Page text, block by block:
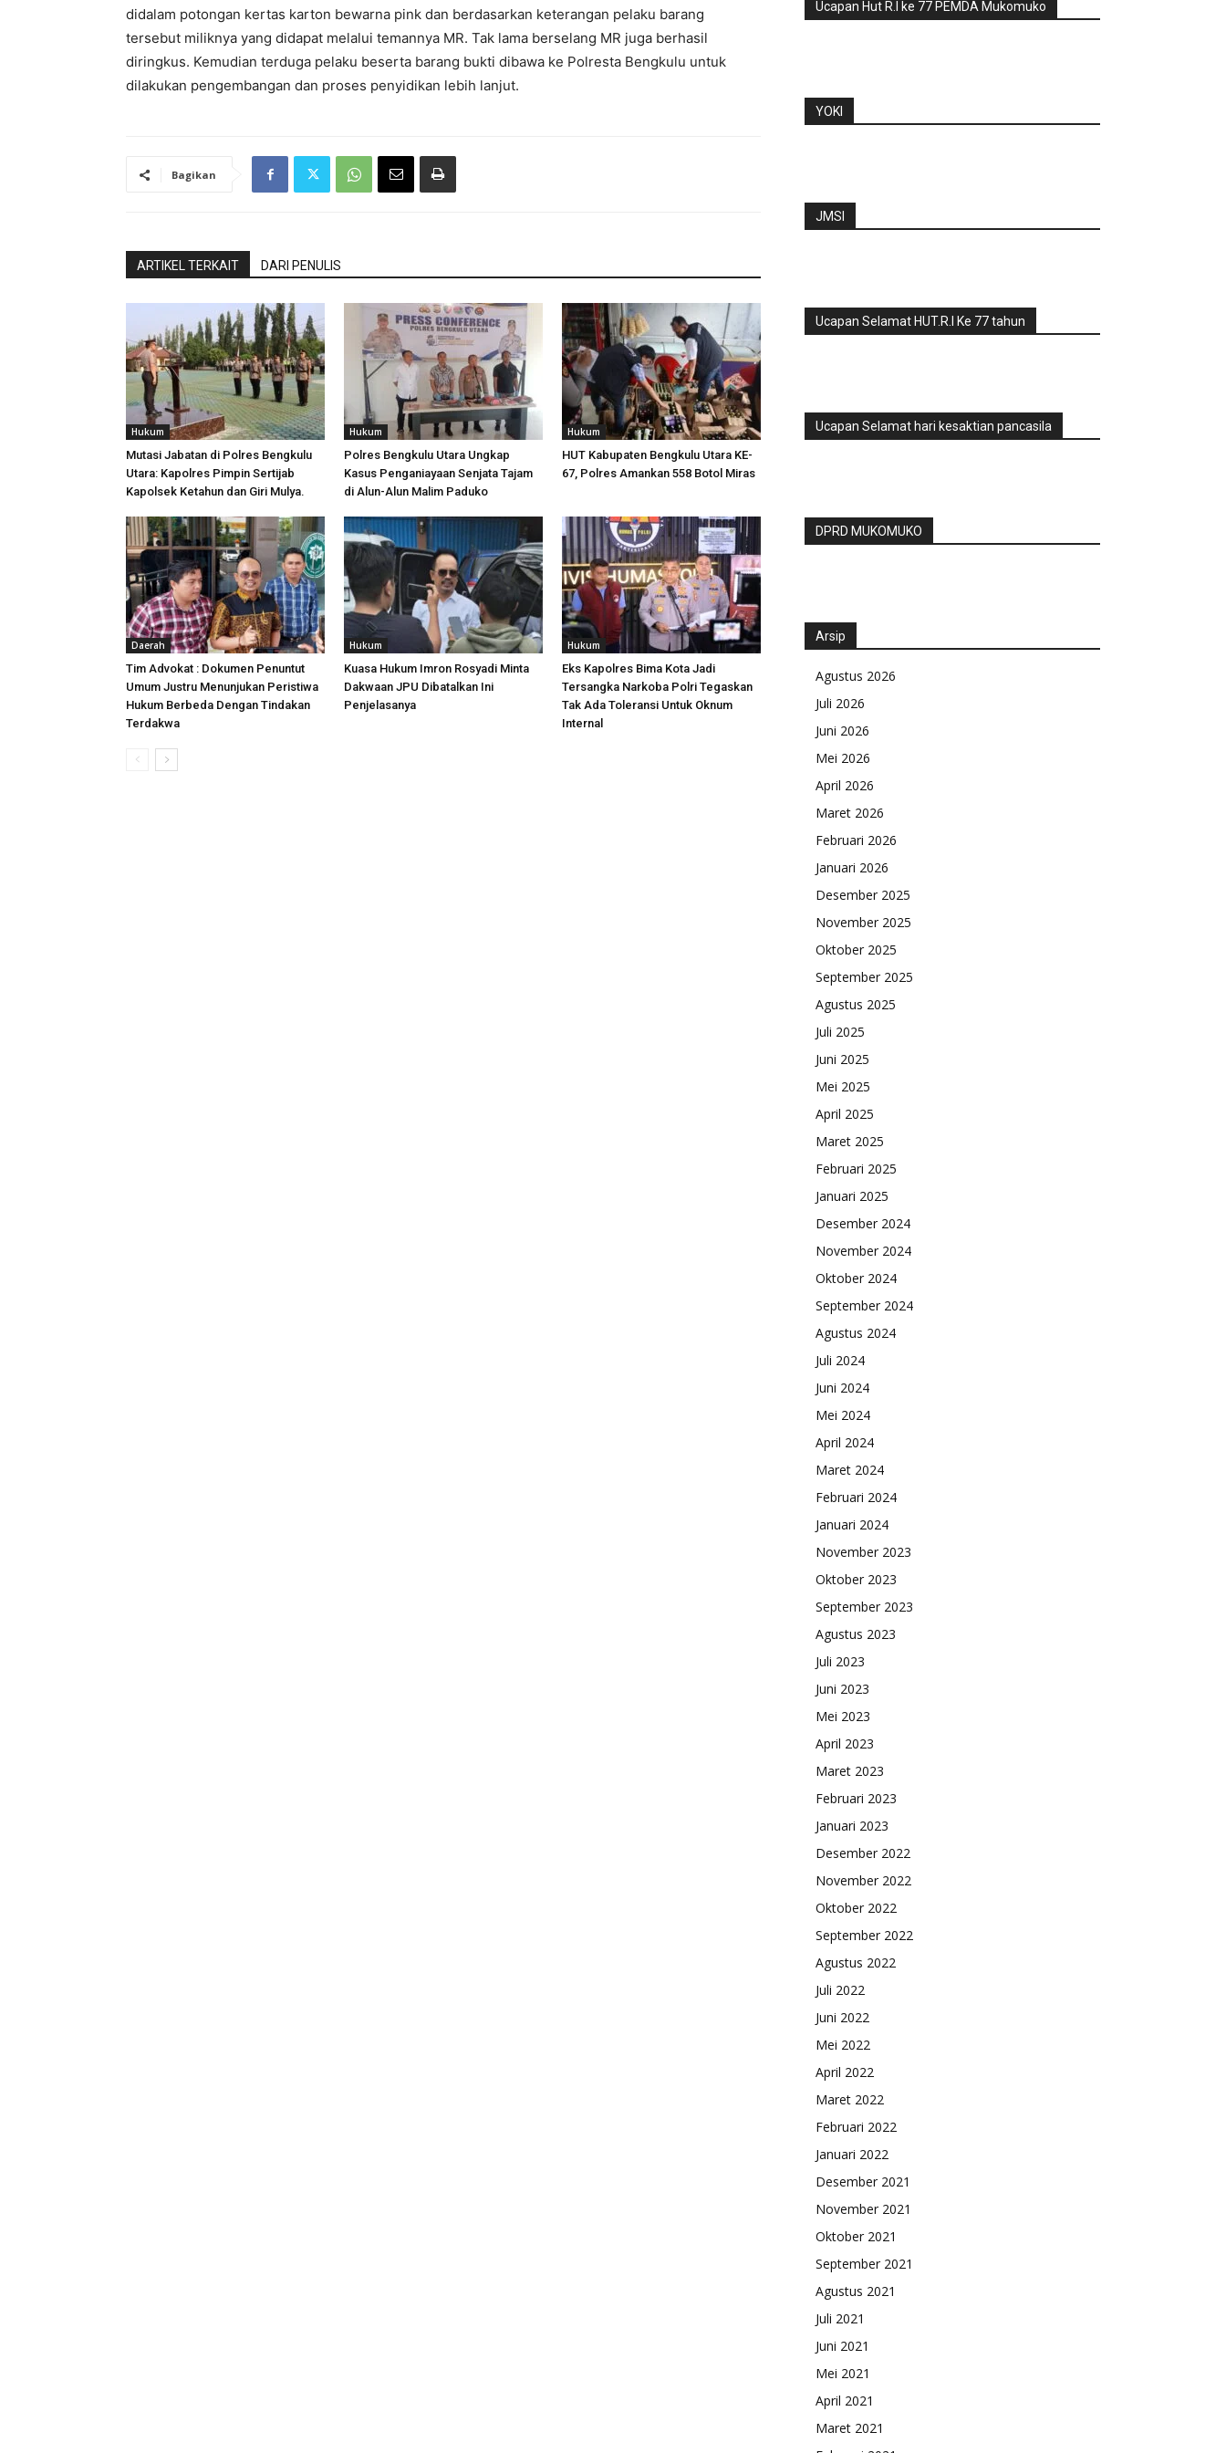
didalam potongan kertas karton bewarna pink dan berdasarkan keterangan pelaku barang
tersebut miliknya yang didapat melalui temannya MR. Tak lama berselang MR juga berhasil
diringkus. Kemudian terduga pelaku beserta barang bukti dibawa ke Polresta Bengkulu untuk
dilakukan pengembangan dan proses penyidikan lebih lanjut.
Bagikan
ARTIKEL TERKAIT DARI PENULIS
Hukum
Mutasi Jabatan di Polres Bengkulu
Utara: Kapolres Pimpin Sertijab
Kapolsek Ketahun dan Giri Mulya.
Hukum
Polres Bengkulu Utara Ungkap
Kasus Penganiayaan Senjata Tajam
di Alun-Alun Malim Paduko
Hukum
HUT Kabupaten Bengkulu Utara KE-
67, Polres Amankan 558 Botol Miras
Daerah
Tim Advokat : Dokumen Penuntut
Umum Justru Menunjukan Peristiwa
Hukum Berbeda Dengan Tindakan
Terdakwa
Hukum
Kuasa Hukum Imron Rosyadi Minta
Dakwaan JPU Dibatalkan Ini
Penjelasanya
Hukum
Eks Kapolres Bima Kota Jadi
Tersangka Narkoba Polri Tegaskan
Tak Ada Toleransi Untuk Oknum
Internal
Ucapan Hut R.I ke 77 PEMDA Mukomuko
YOKI
JMSI
Ucapan Selamat HUT.R.I Ke 77 tahun
Ucapan Selamat hari kesaktian pancasila
DPRD MUKOMUKO
Arsip
Agustus 2026
Juli 2026
Juni 2026
Mei 2026
April 2026
Maret 2026
Februari 2026
Januari 2026
Desember 2025
November 2025
Oktober 2025
September 2025
Agustus 2025
Juli 2025
Juni 2025
Mei 2025
April 2025
Maret 2025
Februari 2025
Januari 2025
Desember 2024
November 2024
Oktober 2024
September 2024
Agustus 2024
Juli 2024
Juni 2024
Mei 2024
April 2024
Maret 2024
Februari 2024
Januari 2024
November 2023
Oktober 2023
September 2023
Agustus 2023
Juli 2023
Juni 2023
Mei 2023
April 2023
Maret 2023
Februari 2023
Januari 2023
Desember 2022
November 2022
Oktober 2022
September 2022
Agustus 2022
Juli 2022
Juni 2022
Mei 2022
April 2022
Maret 2022
Februari 2022
Januari 2022
Desember 2021
November 2021
Oktober 2021
September 2021
Agustus 2021
Juli 2021
Juni 2021
Mei 2021
April 2021
Maret 2021